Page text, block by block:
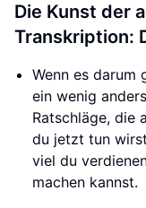
Die Kunst der
Transkription:
Wenn es darum
ein wenig
Ratschläge, die
du jetzt tun
viel du
machen kannst.